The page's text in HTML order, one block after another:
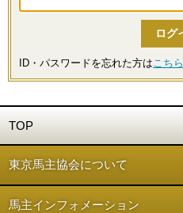
ID・パスワードを忘れた方はこちら
TOP
東京馬主協会について
馬主インフォメーション